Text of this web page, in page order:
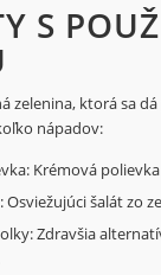
S
zelenina, ktorá sa
nápadov:
Krémová
Osviežujúci šalát zo
Zdravšia